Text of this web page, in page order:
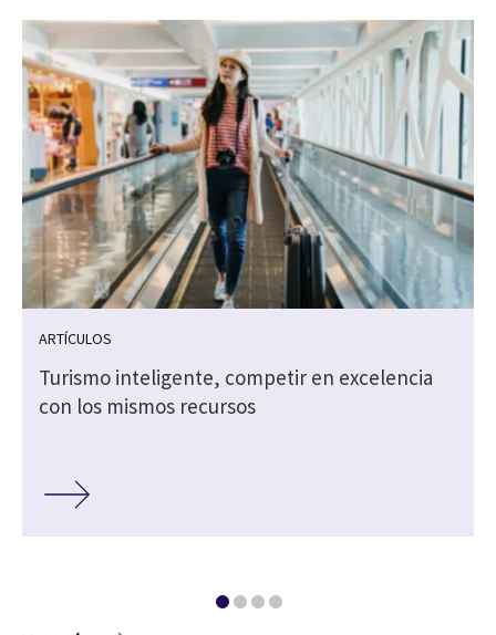
ARTÍCULOS
Turismo inteligente, competir en excelencia
con los mismos recursos